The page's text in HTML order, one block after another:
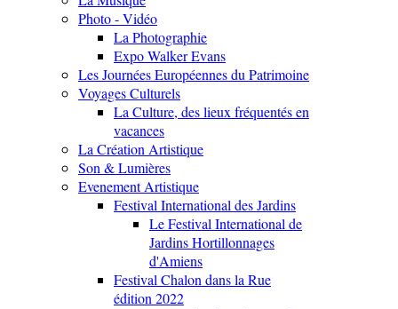
Photo - Vidéo
La Photographie
Expo Walker Evans
Les Journées Européennes du Patrimoine
Voyages Culturels
La Culture, des lieux fréquentés en
vacances
La Création Artistique
Son & Lumières
Evenement Artistique
Festival International des Jardins
Le Festival International de
Jardins Hortillonnages
d'Amiens
Festival Chalon dans la Rue
édition 2022